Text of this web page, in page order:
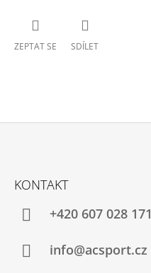
ZEPTAT SE SDÍLET
KONTAKT
+420 607 028 171
info@acsport.cz